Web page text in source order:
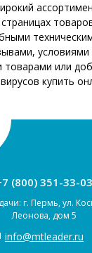
условиями
товарами или
купить
(800) 351-33-03
г. Пермь, ул.
Леонова, дом 5
info@mtleader.ru